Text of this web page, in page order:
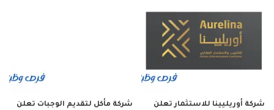
شركة أوريليينا للاستثمار تعلن
شركة مأكل لتقديم الوجبات تعلن